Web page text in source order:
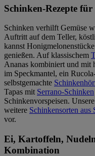
Schinken-Rezepte für
Schinken verhilft Gemüse
Auftritt auf dem Teller,
kannst
genießen. Auf klassischem
Ananas kombiniert und mit
im Speckmantel, ein
selbstgemachte
Tapas mit Serrano-Schinken
Schinkenvorspeisen.
weitere Schinkensorten aus
vor.
Ei, Kartoffeln,
Kombination